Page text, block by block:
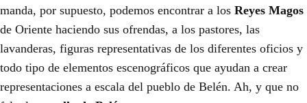
manda, por supuesto, podemos encontrar a los Reyes Magos
de Oriente haciendo sus ofrendas, a los pastores, las
lavanderas, figuras representativas de los diferentes oficios y
todo tipo de elementos escenográficos que ayudan a crear
representaciones a escala del pueblo de Belén. Ah, y que no